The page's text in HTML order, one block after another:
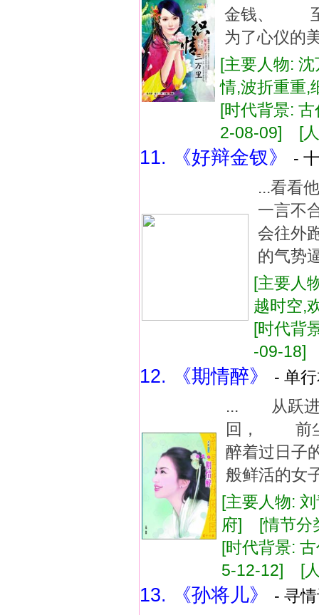
金钱、 至
为了心仪
[主要人物:
情,波折重
[时代背景: 古
2-08-09] [
11. 《好辩金钗》
-
...看看
一言不
会往外
的气势
[主要人
越时空
[时代背
-09-18]
12. 《期情醉》
- 单
... 从跃进
回， 前尘
醉着过日
般鲜活的
[主要人物:
府] [情节分
[时代背景:
5-12-12] [
13. 《孙将儿》
- 寻